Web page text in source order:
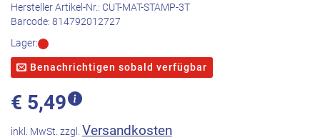
Hersteller Artikel-Nr.: CUT-MAT-STAMP-3T
Barcode: 814792012727
Lager:
Benachrichtigen sobald verfügbar
€ 5,49
inkl. MwSt. zzgl. Versandkosten